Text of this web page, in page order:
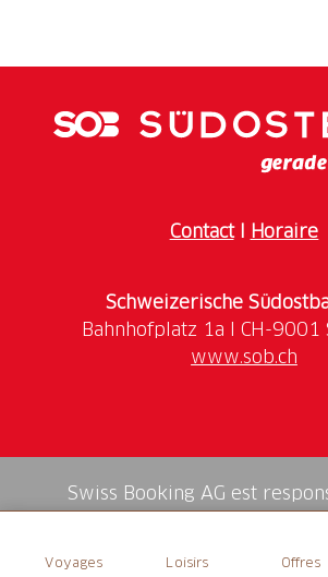
Voyages Loisirs Offres
ContactI Horaire
Schweizerische
www.sob.ch
Swiss Booking AG est